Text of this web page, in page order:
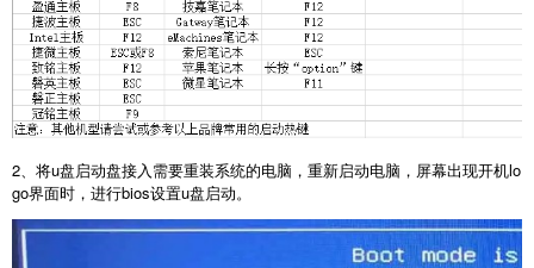
2、将u盘启动盘接入需要重装系统的电脑，重新启动电脑，屏幕出现开机lo
go界面时，进行bios设置u盘启动。